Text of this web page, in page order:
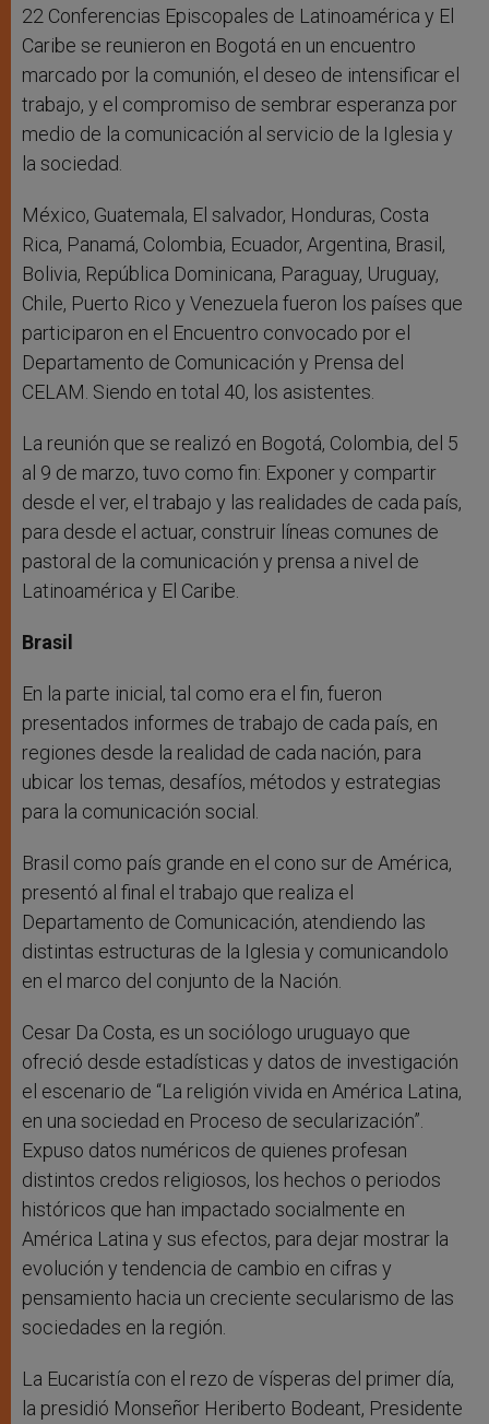
22 Conferencias Episcopales de Latinoamérica y El
Caribe se reunieron en Bogotá en un encuentro
marcado por la comunión, el deseo de intensificar el
trabajo, y el compromiso de sembrar esperanza por
medio de la comunicación al servicio de la Iglesia y
la sociedad.
México, Guatemala, El salvador, Honduras, Costa
Rica, Panamá, Colombia, Ecuador, Argentina, Brasil,
Bolivia, República Dominicana, Paraguay, Uruguay,
Chile, Puerto Rico y Venezuela fueron los países que
participaron en el Encuentro convocado por el
Departamento de Comunicación y Prensa del
CELAM. Siendo en total 40, los asistentes.
La reunión que se realizó en Bogotá, Colombia, del 5
al 9 de marzo, tuvo como fin: Exponer y compartir
desde el ver, el trabajo y las realidades de cada país,
para desde el actuar, construir líneas comunes de
pastoral de la comunicación y prensa a nivel de
Latinoamérica y El Caribe.
Brasil
En la parte inicial, tal como era el fin, fueron
presentados informes de trabajo de cada país, en
regiones desde la realidad de cada nación, para
ubicar los temas, desafíos, métodos y estrategias
para la comunicación social.
Brasil como país grande en el cono sur de América,
presentó al final el trabajo que realiza el
Departamento de Comunicación, atendiendo las
distintas estructuras de la Iglesia y comunicandolo
en el marco del conjunto de la Nación.
Cesar Da Costa, es un sociólogo uruguayo que
ofreció desde estadísticas y datos de investigación
el escenario de “La religión vivida en América Latina,
en una sociedad en Proceso de secularización”.
Expuso datos numéricos de quienes profesan
distintos credos religiosos, los hechos o periodos
históricos que han impactado socialmente en
América Latina y sus efectos, para dejar mostrar la
evolución y tendencia de cambio en cifras y
pensamiento hacia un creciente secularismo de las
sociedades en la región.
La Eucaristía con el rezo de vísperas del primer día,
la presidió Monseñor Heriberto Bodeant, Presidente